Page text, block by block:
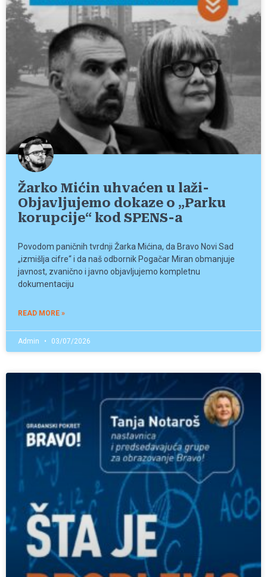
Žarko Mićin uhvaćen u laži-
Objavljujemo dokaze o „Parku
korupcije“ kod SPENS-a
Povodom paničnih tvrdnji Žarka Mićina, da Bravo Novi Sad
„izmišlja cifre“ i da naš odbornik Pogačar Miran obmanjuje
javnost, zvanično i javno objavljujemo kompletnu
dokumentaciju
READ MORE »
Admin 03/07/2026